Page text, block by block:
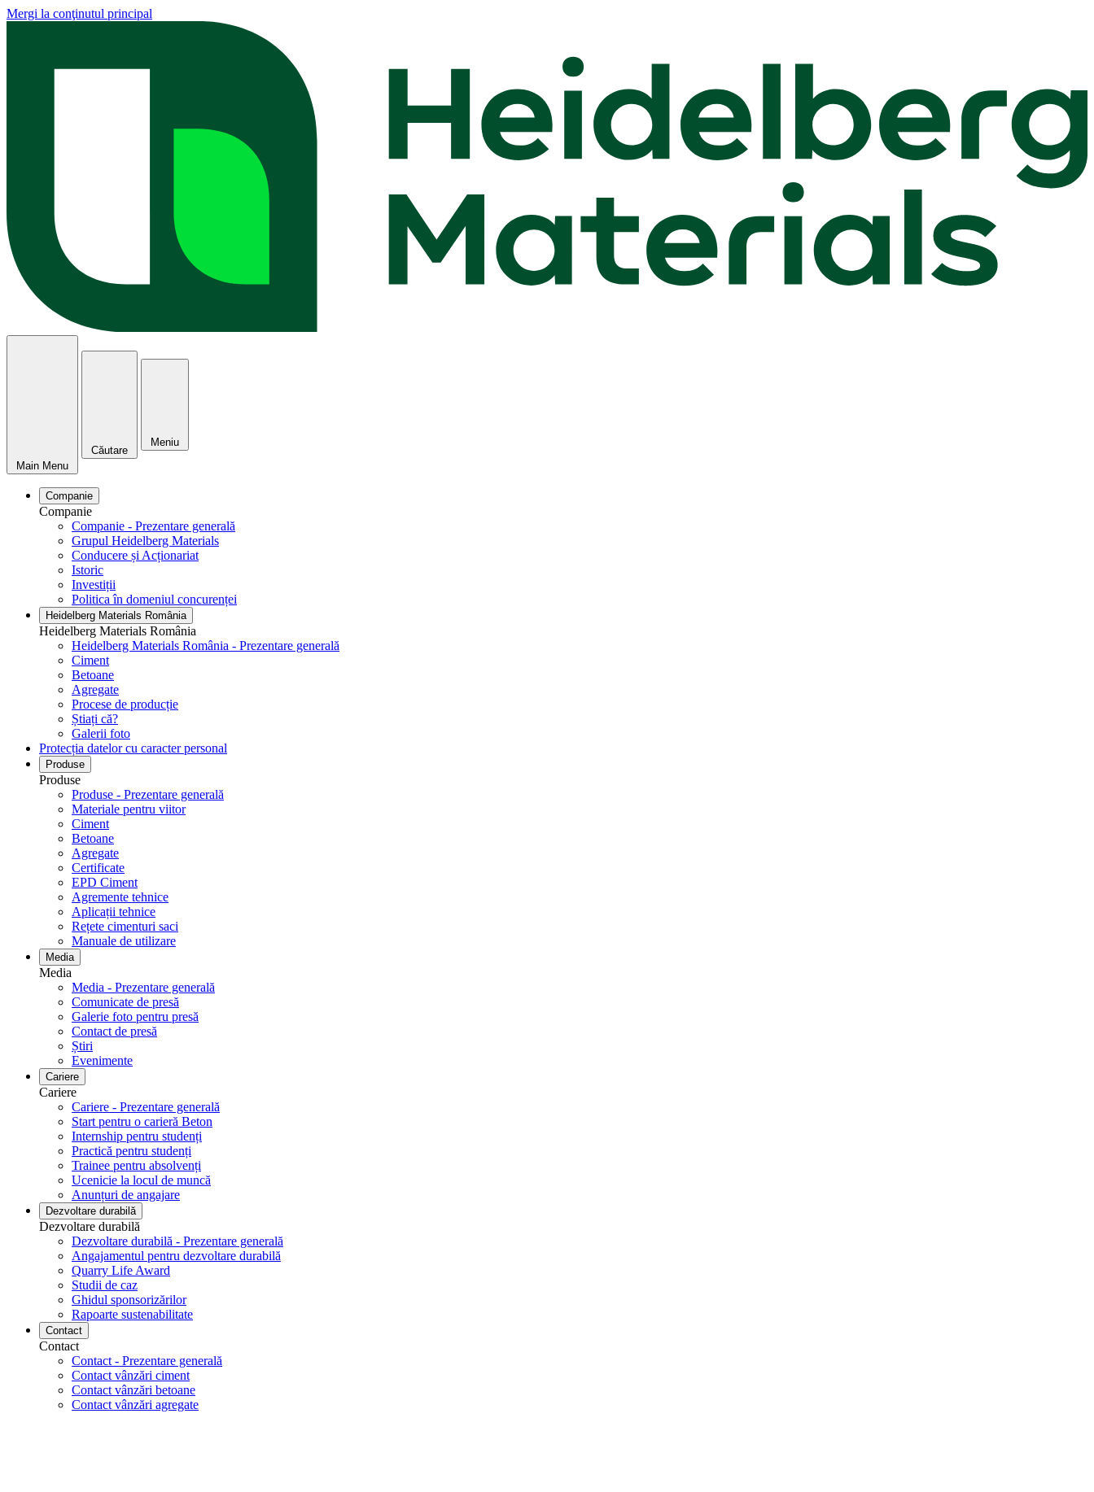
Mergi la conţinutul principal
Main Menu
Căutare
Meniu
Companie
Companie
Companie - Prezentare generală
Grupul Heidelberg Materials
Conducere și Acționariat
Istoric
Investiții
Politica în domeniul concurenței
Heidelberg Materials România
Heidelberg Materials România
Heidelberg Materials România - Prezentare generală
Ciment
Betoane
Agregate
Procese de producție
Știați că?
Galerii foto
Protecția datelor cu caracter personal
Produse
Produse
Produse - Prezentare generală
Materiale pentru viitor
Ciment
Betoane
Agregate
Certificate
EPD Ciment
Agremente tehnice
Aplicații tehnice
Rețete cimenturi saci
Manuale de utilizare
Media
Media
Media - Prezentare generală
Comunicate de presă
Galerie foto pentru ​​​​​​​presă
Contact de presă
Știri
Evenimente
Cariere
Cariere
Cariere - Prezentare generală
Start pentru o carieră Beton
Internship pentru studenți
Practică pentru studenți
Trainee pentru absolvenți
Ucenicie la locul de muncă
Anunțuri de angajare
Dezvoltare durabilă
Dezvoltare durabilă
Dezvoltare durabilă - Prezentare generală
Angajamentul pentru dezvoltare durabilă
Quarry Life Award
Studii de caz
Ghidul sponsorizărilor
Rapoarte sustenabilitate
Contact
Contact
Contact - Prezentare generală
Contact vânzări ciment
Contact vânzări betoane
Contact vânzări agregate